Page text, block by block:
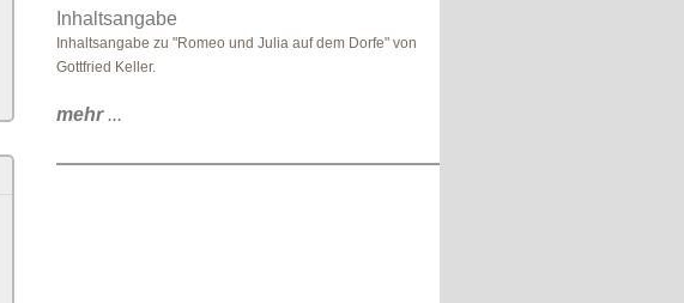
Inhaltsangabe
Inhaltsangabe zu "Romeo und Julia auf dem Dorfe" von
Gottfried Keller.
mehr...